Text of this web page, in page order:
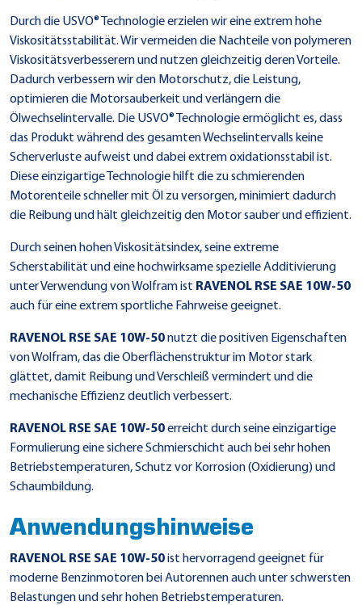
Durch die USVO® Technologie erzielen wir eine extrem hohe
Viskositätsstabilität. Wir vermeiden die Nachteile von polymeren
Viskositätsverbesserern und nutzen gleichzeitig deren Vorteile.
Dadurch verbessern wir den Motorschutz, die Leistung,
optimieren die Motorsauberkeit und verlängern die
Ölwechselintervalle. Die USVO® Technologie ermöglicht es, dass
das Produkt während des gesamten Wechselintervalls keine
Scherverluste aufweist und dabei extrem oxidationsstabil ist.
Diese einzigartige Technologie hilft die zu schmierenden
Motorenteile schneller mit Öl zu versorgen, minimiert dadurch
die Reibung und hält gleichzeitig den Motor sauber und effizient.
Durch seinen hohen Viskositätsindex, seine extreme
Scherstabilität und eine hochwirksame spezielle Additivierung
unter Verwendung von Wolfram ist RAVENOL RSE SAE 10W-50
auch für eine extrem sportliche Fahrweise geeignet.
RAVENOL RSE SAE 10W-50nutzt die positiven Eigenschaften
von Wolfram, das die Oberflächenstruktur im Motor stark
glättet, damit Reibung und Verschleiß vermindert und die
mechanische Effizienz deutlich verbessert.
RAVENOL RSE SAE 10W-50erreicht durch seine einzigartige
Formulierung eine sichere Schmierschicht auch bei sehr hohen
Betriebstemperaturen, Schutz vor Korrosion (Oxidierung) und
Schaumbildung.
Anwendungshinweise
RAVENOL RSE SAE 10W-50ist hervorragend geeignet für
moderne Benzinmotoren bei Autorennen auch unter schwersten
Belastungen und sehr hohen Betriebstemperaturen.